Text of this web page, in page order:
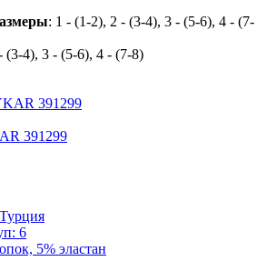
: 1 - (1-2), 2 - (3-4), 3 - (5-6), 4 - (7-
(3-4), 3 - (5-6), 4 - (7-8)
391299
Турция
6
5% эластан